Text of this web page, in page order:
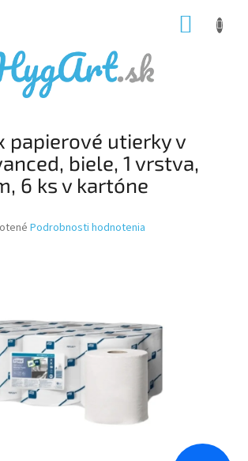
papierové utierky v
biele, 1 vrstva,
6 ks v kartóne
Podrobnosti hodnotenia